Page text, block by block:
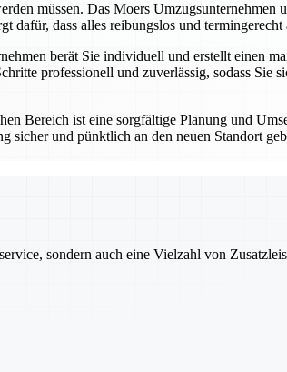
müssen. Das Moers Umzugsunternehmen
dafür, dass alles reibungslos und termingerecht
berät Sie individuell und erstellt einen
professionell und zuverlässig, sodass Sie
Bereich ist eine sorgfältige Planung und
und pünktlich an den neuen Standort
sondern auch eine Vielzahl von